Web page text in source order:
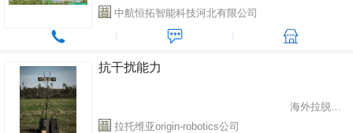
中航恒拓智能科技河北有限公司
抗干扰能力
海外拉脱维亚
拉托维亚origin-robotics公司